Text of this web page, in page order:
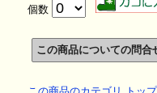
個数